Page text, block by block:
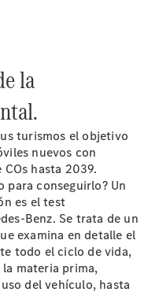
la
turismos el objetivo
nuevos con
hasta 2039.
para conseguirlo? Un
es el test
Benz. Se trata de un
examina en detalle el
todo el ciclo de vida,
materia prima,
del vehículo, hasta